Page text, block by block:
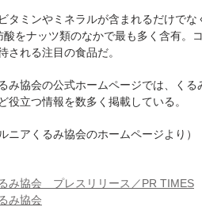
タミンやミネラルが含まれるだけで
酸をナッツ類のなかで最も多く含有。
される注目の食品だ。
み協会の公式ホームページでは、くる
役立つ情報を数多く掲載している。
ニアくるみ協会のホームページより）
み協会 プレスリリース／PR TIMES
み協会